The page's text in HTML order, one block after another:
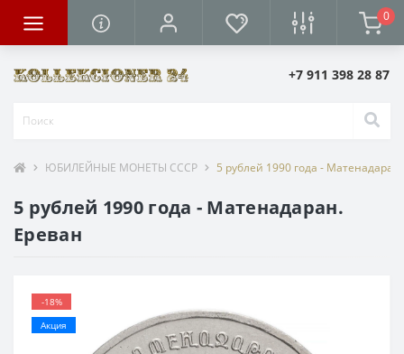
0
+7 911 398 28 87
ЮБИЛЕЙНЫЕ МОНЕТЫ СССР 5 рублей 1990 года -
5 рублей 1990 года - Матенадаран.
Ереван
-18%
Акция